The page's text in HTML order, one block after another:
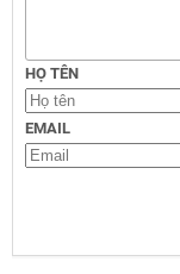
HỌ TÊN
EMAIL